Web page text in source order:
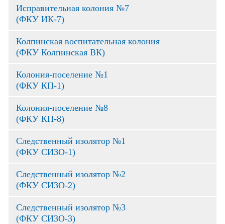
Исправительная колония №7
(ФКУ ИК-7)
Колпинская воспитательная колония
(ФКУ Колпинская ВК)
Колония-поселение №1
(ФКУ КП-1)
Колония-поселение №8
(ФКУ КП-8)
Следственный изолятор №1
(ФКУ СИЗО-1)
Следственный изолятор №2
(ФКУ СИЗО-2)
Следственный изолятор №3
(ФКУ СИЗО-3)